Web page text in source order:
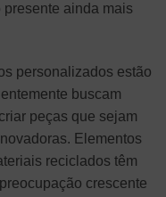
ainda mais
personalizados estão
buscam
peças que sejam
Elementos
reciclados têm
crescente